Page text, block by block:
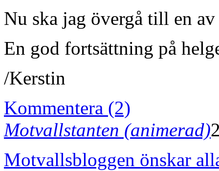
Nu ska jag övergå till en
En god fortsättning på
/Kerstin
Kommentera (2)
Motvallstanten (animerad)
Motvallsbloggen önskar